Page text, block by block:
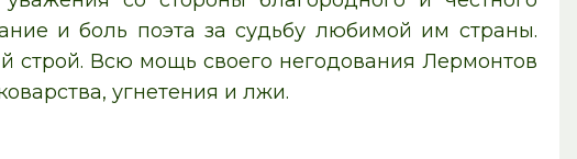
и боль поэта за судьбу любимой им страны.
строй. Всю мощь своего негодования Лермонтов
угнетения и лжи.